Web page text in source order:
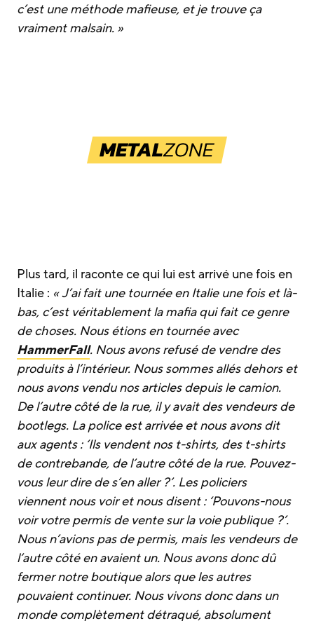
c’est une méthode mafieuse, et je trouve ça
vraiment malsain. »
Plus tard, il raconte ce qui lui est arrivé une fois en
Italie : « J’ai fait une tournée en Italie une fois et là-
bas, c’est véritablement la mafia qui fait ce genre
de choses. Nous étions en tournée avec
HammerFall. Nous avons refusé de vendre des
produits à l’intérieur. Nous sommes allés dehors et
nous avons vendu nos articles depuis le camion.
De l’autre côté de la rue, il y avait des vendeurs de
bootlegs. La police est arrivée et nous avons dit
aux agents : ‘Ils vendent nos t-shirts, des t-shirts
de contrebande, de l’autre côté de la rue. Pouvez-
vous leur dire de s’en aller ?’. Les policiers
viennent nous voir et nous disent : ‘Pouvons-nous
voir votre permis de vente sur la voie publique ?’.
Nous n’avions pas de permis, mais les vendeurs de
l’autre côté en avaient un. Nous avons donc dû
fermer notre boutique alors que les autres
pouvaient continuer. Nous vivons donc dans un
monde complètement détraqué, absolument